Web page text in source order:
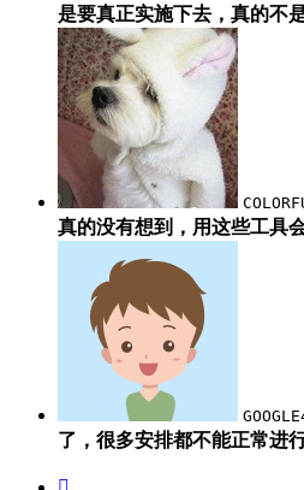
是要真正实施下去，真的不
真的没有想到，用这些工具
了，很多安排都不能正常进